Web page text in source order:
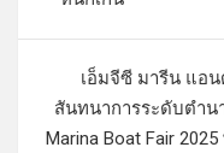
เอ็มจีซี มารีน แอน
สันทนาการระดับตำน
Marina Boat Fair